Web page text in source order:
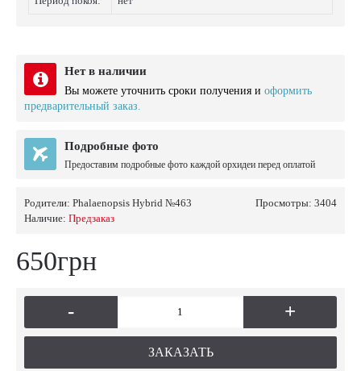
Нет в наличии
Вы можете уточнить сроки получения и оформить
предварительный заказ.
Подробные фото
Предоставим подробные фото каждой орхидеи перед оплатой
Просмотры: 3404
Родители: Phalaenopsis Hybrid №463
Наличие: Предзаказ
650грн
- +
ЗАКАЗАТЬ